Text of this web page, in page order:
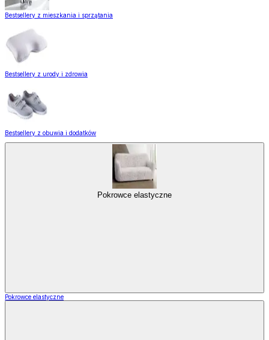
Bestsellery z mieszkania i sprzątania
Bestsellery z urody i zdrowia
Bestsellery z obuwia i dodatków
Pokrowce elastyczne
Pokrowce elastyczne